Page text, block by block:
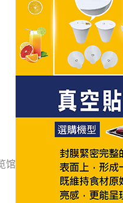
馆